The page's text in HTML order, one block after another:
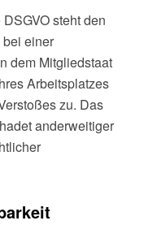
steht den
einer
dem Mitgliedstaat
Arbeitsplatzes
zu. Das
anderweitiger